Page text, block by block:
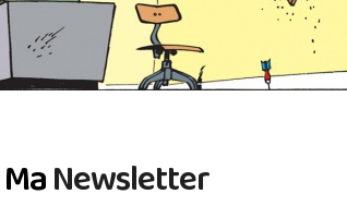
MaNewsletter